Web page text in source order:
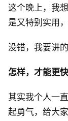
这个晚上，我
是又特别实用
没错，我要讲
怎样，才能更
其实我个人一
起勇气，给大